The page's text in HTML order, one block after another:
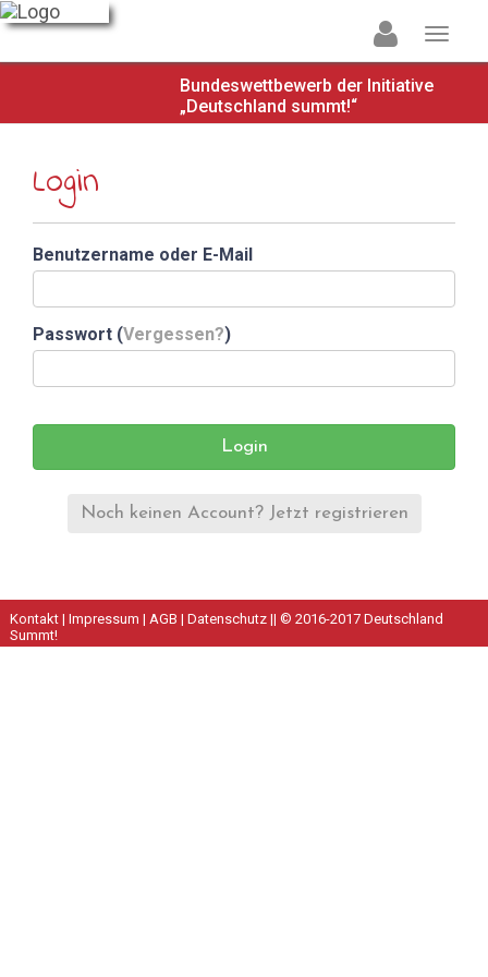
Bundeswettbewerb der Initiative
„Deutschland summt!“
Login
Benutzername oder E-Mail
Passwort (Vergessen?)
Noch keinen Account? Jetzt registrieren
Kontakt| Impressum | AGB | Datenschutz|| © 2016-2017 Deutschland
Summt!